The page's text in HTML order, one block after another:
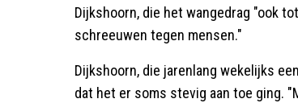
Dijkshoorn, die het wangedrag "ook
schreeuwen tegen mensen."
Dijkshoorn, die jarenlang wekelijks
dat het er soms stevig aan toe ging.